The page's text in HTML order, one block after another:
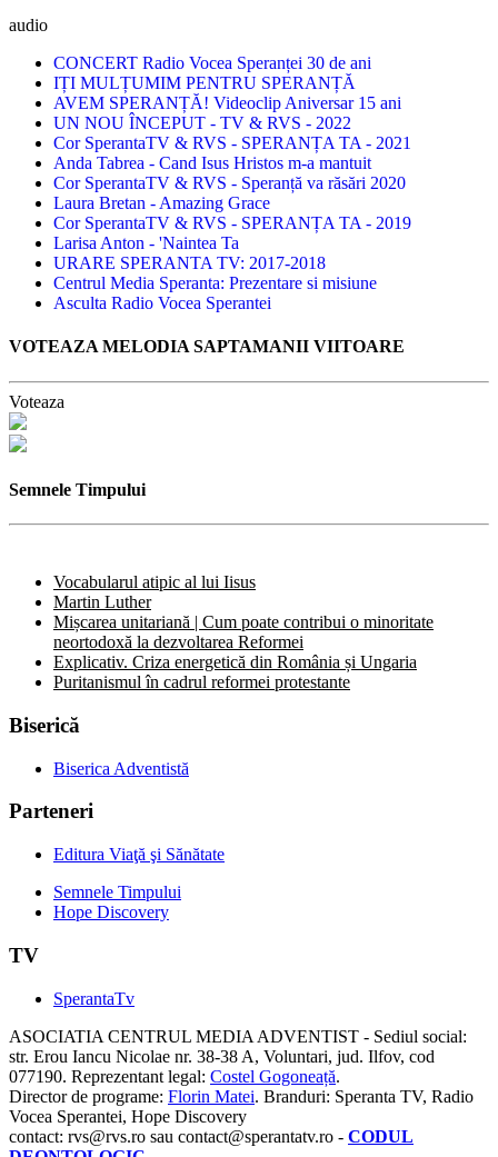
audio
CONCERT Radio Vocea Speranței 30 de ani
IȚI MULȚUMIM PENTRU SPERANȚĂ
AVEM SPERANȚĂ! Videoclip Aniversar 15 ani
UN NOU ÎNCEPUT - TV & RVS - 2022
Cor SperantaTV & RVS - SPERANȚA TA - 2021
Anda Tabrea - Cand Isus Hristos m-a mantuit
Cor SperantaTV & RVS - Speranță va răsări 2020
Laura Bretan - Amazing Grace
Cor SperantaTV & RVS - SPERANȚA TA - 2019
Larisa Anton - 'Naintea Ta
URARE SPERANTA TV: 2017-2018
Centrul Media Speranta: Prezentare si misiune
Asculta Radio Vocea Sperantei
VOTEAZA MELODIA SAPTAMANII VIITOARE
Voteaza
Semnele Timpului
Vocabularul atipic al lui Iisus
Martin Luther
Mișcarea unitariană | Cum poate contribui o minoritate
neortodoxă la dezvoltarea Reformei
Explicativ. Criza energetică din România și Ungaria
Puritanismul în cadrul reformei protestante
Biserică
Biserica Adventistă
Parteneri
Editura Viaţă şi Sănătate
Semnele Timpului
Hope Discovery
TV
SperantaTv
ASOCIATIA CENTRUL MEDIA ADVENTIST - Sediul social:
str. Erou Iancu Nicolae nr. 38-38 A, Voluntari, jud. Ilfov, cod
077190. Reprezentant legal: Costel Gogoneață.
Director de programe: Florin Matei. Branduri: Speranta TV, Radio
Vocea Sperantei, Hope Discovery
contact: rvs@rvs.ro sau contact@sperantatv.ro - CODUL